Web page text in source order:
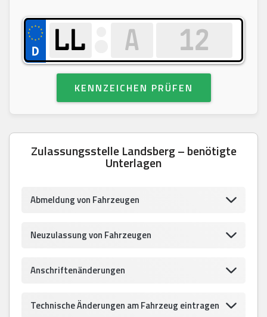
KENNZEICHEN PRÜFEN
Zulassungsstelle Landsberg – benötigte
Unterlagen
Abmeldung von Fahrzeugen
Neuzulassung von Fahrzeugen
Anschriftenänderungen
Technische Änderungen am Fahrzeug eintragen